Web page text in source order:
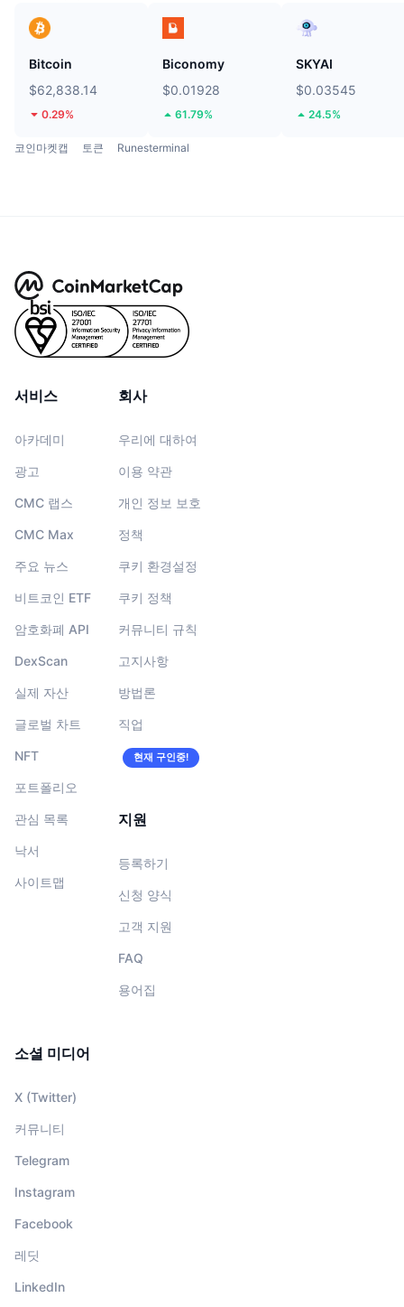
Bitcoin
$62,838.14
0.29%
Biconomy
$0.01928
61.79%
SKYAI
$0.03545
24.5%
코인마켓캡 토큰 Runesterminal
서비스
아카데미
광고
CMC 랩스
CMC Max
주요 뉴스
비트코인 ETF
암호화폐 API
DexScan
실제 자산
글로벌 차트
NFT
포트폴리오
관심 목록
낙서
사이트맵
회사
우리에 대하여
이용 약관
개인 정보 보호
정책
쿠키 환경설정
쿠키 정책
커뮤니티 규칙
고지사항
방법론
직업
현재 구인중!
지원
등록하기
신청 양식
고객 지원
FAQ
용어집
소셜 미디어
X (Twitter)
커뮤니티
Telegram
Instagram
Facebook
레딧
LinkedIn